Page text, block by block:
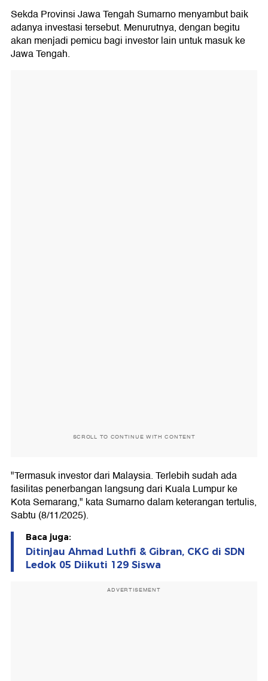
Sekda Provinsi Jawa Tengah Sumarno menyambut baik
adanya investasi tersebut. Menurutnya, dengan begitu
akan menjadi pemicu bagi investor lain untuk masuk ke
Jawa Tengah.
SCROLL TO CONTINUE WITH CONTENT
"Termasuk investor dari Malaysia. Terlebih sudah ada
fasilitas penerbangan langsung dari Kuala Lumpur ke
Kota Semarang," kata Sumarno dalam keterangan tertulis,
Sabtu (8/11/2025).
Baca juga:
Ditinjau Ahmad Luthfi & Gibran, CKG di SDN
Ledok 05 Diikuti 129 Siswa
ADVERTISEMENT